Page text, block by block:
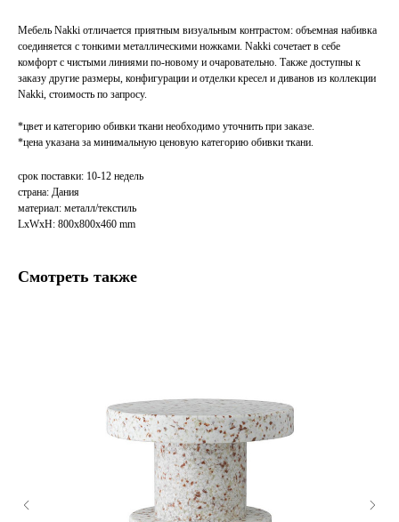
Мебель Nakki отличается приятным визуальным контрастом: объемная набивка
соединяется с тонкими металлическими ножками. Nakki сочетает в себе
комфорт с чистыми линиями по-новому и очаровательно. Также доступны к
заказу другие размеры, конфигурации и отделки кресел и диванов из коллекции
Nakki, стоимость по запросу.
*цвет и категорию обивки ткани необходимо уточнить при заказе.
*цена указана за минимальную ценовую категорию обивки ткани.
срок поставки: 10-12 недель
страна: Дания
материал: металл/текстиль
LxWxH: 800x800x460 mm
Смотреть также